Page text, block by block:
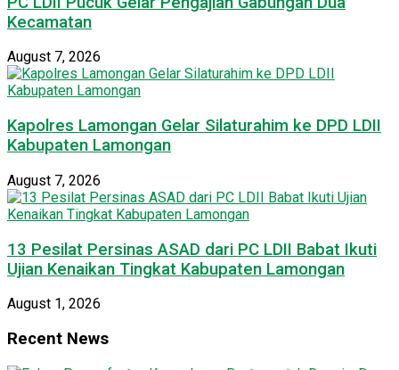
Kecamatan
August 7, 2026
Kapolres Lamongan Gelar Silaturahim ke DPD LDII
Kabupaten Lamongan
August 7, 2026
13 Pesilat Persinas ASAD dari PC LDII Babat Ikuti
Ujian Kenaikan Tingkat Kabupaten Lamongan
August 1, 2026
Recent News